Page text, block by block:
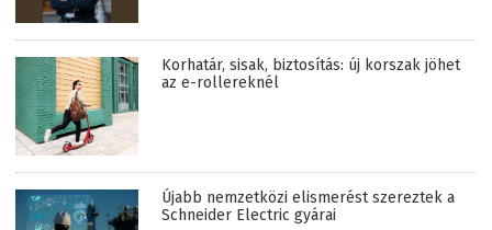
Korhatár, sisak, biztosítás: új korszak jöhet
az e-rollereknél
Újabb nemzetközi elismerést szereztek a
Schneider Electric gyárai